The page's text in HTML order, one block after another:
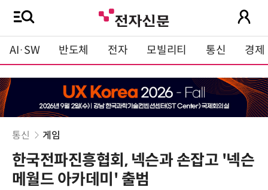
AI·SW 반도체 전자 모빌리티 통신 경제
통신 게임
한국전파진흥협회, 넥슨과 손잡고 '넥슨
메월드 아카데미' 출범